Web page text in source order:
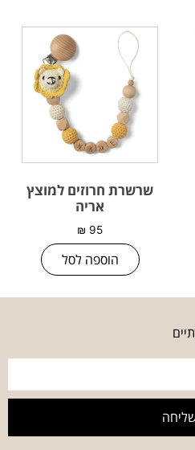
שרשרת חרוזים למוצץ
אריה
₪ 95
הוספה לסל